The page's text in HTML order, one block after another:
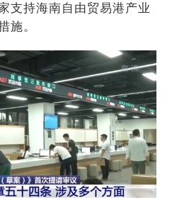
支持海南自由贸易港产业
施。